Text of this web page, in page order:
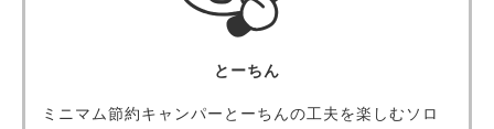
とーちん
ミニマム節約キャンパーとーちんの工夫を楽しむソロ